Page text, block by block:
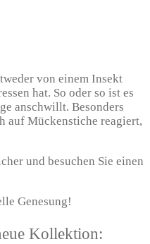
von einem Insekt
hat. So oder so ist es
anschwillt. Besonders
auf Mückenstiche reagiert,
und besuchen Sie einen
Genesung!
Kollektion: